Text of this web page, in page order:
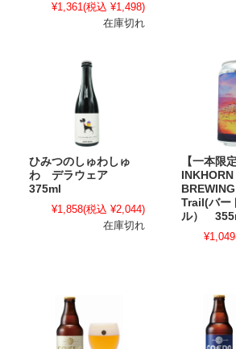
¥1,361(税込 ¥1,498)
在庫切れ
ひみつのしゅわしゅ
わ デラウェア
375ml
¥1,858(税込 ¥2,044)
在庫切れ
【一本限定
INKHORN
Trail(バー
ル）
¥1,049